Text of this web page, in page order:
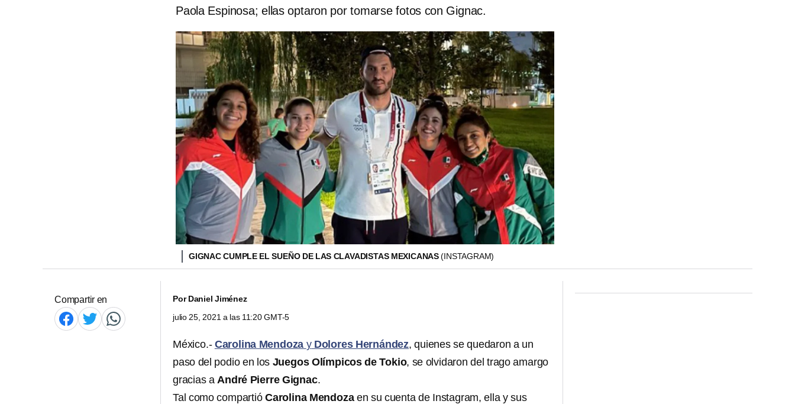
Paola Espinosa; ellas optaron por tomarse fotos con Gignac.
GIGNAC CUMPLE EL SUEÑO DE LAS CLAVADISTAS MEXICANAS(INSTAGRAM)
Compartir en PorDaniel Jiménez
julio 25, 2021 a las 11:20 GMT-5
México.- Carolina Mendoza yDolores Hernández, quienes se quedaron a un
paso del podio en los Juegos Olímpicos de Tokio, se olvidaron del trago amargo
gracias aAndré Pierre Gignac.
Tal como compartió Carolina Mendozaen su cuenta de Instagram, ella y sus